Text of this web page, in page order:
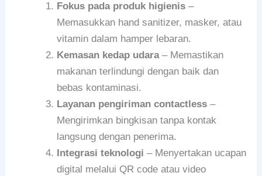
Fokus pada produk higienis –
Memasukkan hand sanitizer, masker, atau
vitamin dalam hamper lebaran.
Kemasan kedap udara– Memastikan
makanan terlindungi dengan baik dan
bebas kontaminasi.
Layanan pengiriman contactless –
Mengirimkan bingkisan tanpa kontak
langsung dengan penerima.
Integrasi teknologi – Menyertakan ucapan
digital melalui QR code atau video